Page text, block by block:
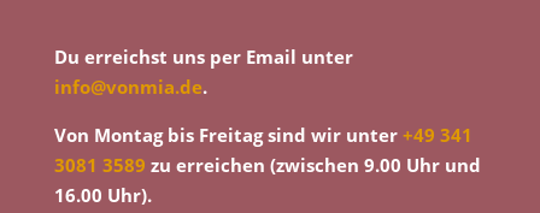
Du erreichst uns per Email unter
info@vonmia.de.
Von Montag bis Freitag sind wir unter +49 341
3081 3589 zu erreichen (zwischen 9.00 Uhr und
16.00 Uhr).